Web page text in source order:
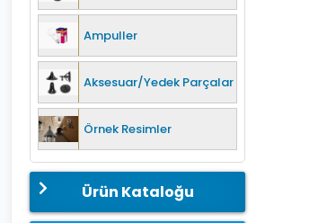
Ampuller
Aksesuar/Yedek Parçalar
Örnek Resimler
Ürün Kataloğu